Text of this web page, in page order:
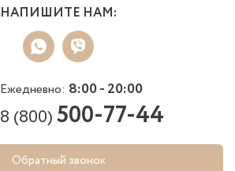
НАПИШИТЕ НАМ:
Ежедневно: 8:00 - 20:00
8 (800)500-77-44
Обратный звонок